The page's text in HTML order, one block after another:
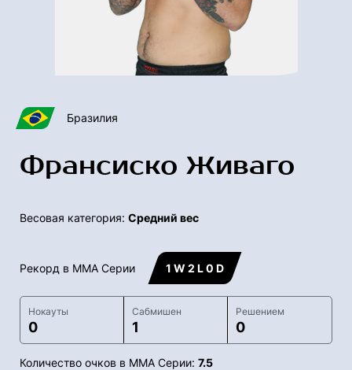
Бразилия
Франсиско Живаго
Весовая категория: Средний вес
Рекорд в ММА Серии 1 W 2 L 0 D
Нокауты
0
Сабмишен
1
Решением
0
Количество очков в ММА Серии: 7.5